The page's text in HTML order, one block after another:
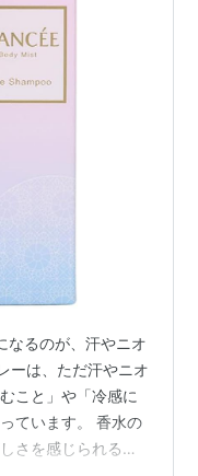
なるのが、汗やニオ
ーは、ただ汗やニオ
こと」や「冷感に
ています。 香水の
さを感じられるタ